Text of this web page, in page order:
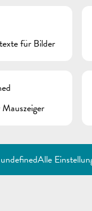
für Bilder
undefinedAlle